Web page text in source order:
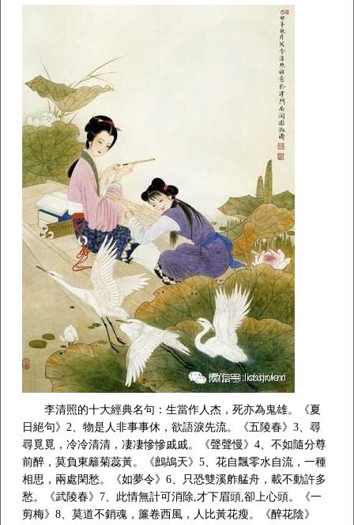
李清照的十大經典名句：生當作人杰，死亦為鬼雄。《夏
日絕句》2、物是人非事事休，欲語淚先流。《五陵春》3、尋
尋覓覓，冷冷清清，凄凄慘慘戚戚。《聲聲慢》4、不如隨分尊
前醉，莫負東籬菊蕊黃。《鷓鴣天》5、花自飄零水自流，一種
相思，兩處閑愁。《如夢令》6、只恐雙溪舴艋舟，載不動許多
愁。《武陵春》7、此情無計可消除,才下眉頭,卻上心頭。《一
剪梅》8、莫道不銷魂，簾卷西風，人比黃花瘦。《醉花陰》